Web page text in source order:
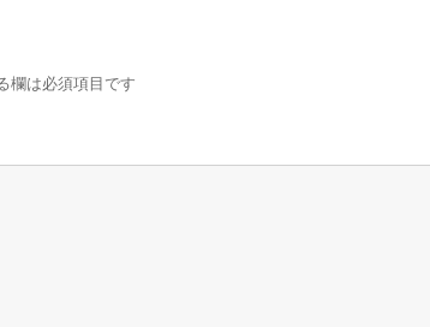
欄は必須項目です